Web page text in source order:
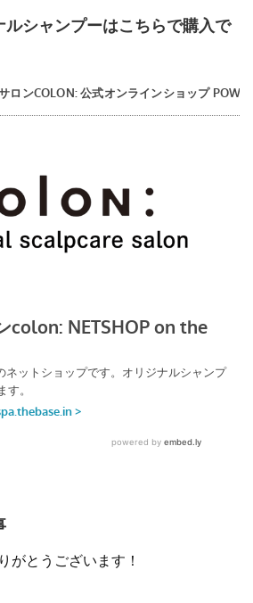
ルシャンプーはこちらで購入で
がとうございます！